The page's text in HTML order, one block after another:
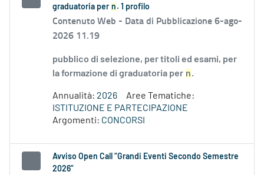
graduatoria per n . 1 profilo
Contenuto Web - Data di Pubblicazione 6-ago-
2026 11.19
pubblico di selezione, per titoli ed esami, per
la formazione di graduatoria per n.
Annualità: 2026
Aree Tematiche:
ISTITUZIONE E PARTECIPAZIONE
Argomenti: CONCORSI
Avviso Open Call “Grandi Eventi Secondo Semestre
2026”